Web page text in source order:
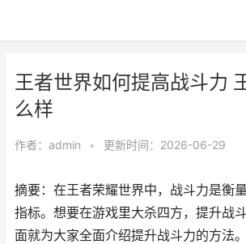
王者世界如何提高战斗力
么样
作者： admin • 更新时间：2026-06-29
摘要：在王者荣耀世界中，战斗力是衡
指标。想要在游戏里大杀四方，提升战
面就为大家全面介绍提升战斗力的方法